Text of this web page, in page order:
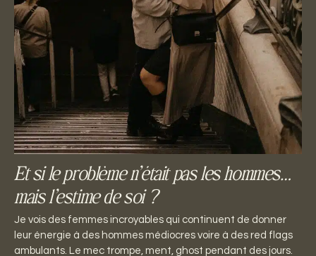
Et si le problème n’était pas les hommes…
mais l’estime de soi ?
Je vois des femmes incroyables qui continuent de donner
leur énergie à des hommes médiocres voire à des red flags
ambulants. Le mec trompe, ment, ghost pendant des jours.